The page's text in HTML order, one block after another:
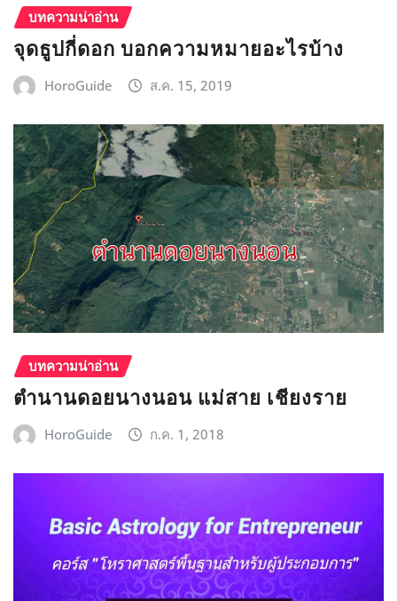
บทความน่าอ่าน
จุดธูปกี่ดอก บอกความหมายอะไรบ้าง
HoroGuide ส.ค. 15, 2019
บทความน่าอ่าน
ตำนานดอยนางนอน แม่สาย เชียงราย
HoroGuide ก.ค. 1, 2018